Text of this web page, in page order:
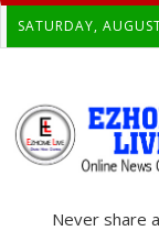
SATURDAY,
Never share